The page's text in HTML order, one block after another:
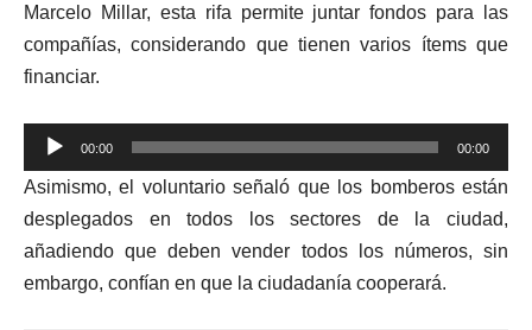
Marcelo Millar, esta rifa permite juntar fondos para las
compañías, considerando que tienen varios ítems que
financiar.
Reproductor
de
audio
00:00 00:00
Asimismo, el voluntario señaló que los bomberos están
desplegados en todos los sectores de la ciudad,
añadiendo que deben vender todos los números, sin
embargo, confían en que la ciudadanía cooperará.